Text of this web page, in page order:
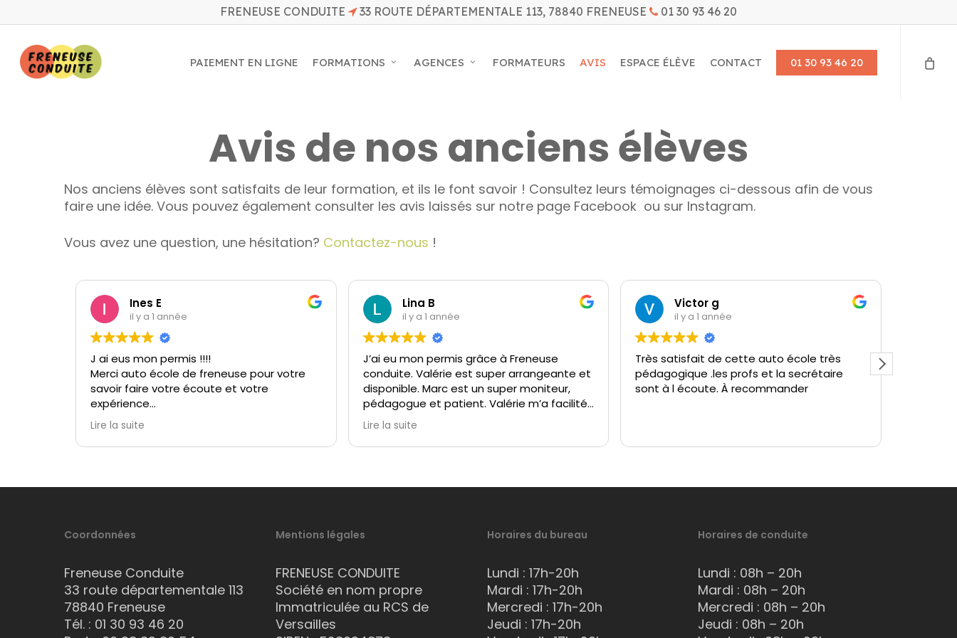
to
main
content
FRENEUSE CONDUITE 33 ROUTE DÉPARTEMENTALE 113, 78840 FRENEUSE 01 30 93 46 20
PAIEMENT EN LIGNE FORMATIONS AGENCES FORMATEURS AVIS ESPACE ÉLÈVE CONTACT 01 30 93 46 20
Avis de nos anciens élèves
Nos anciens élèves sont satisfaits de leur formation, et ils le font savoir ! Consultez leurs témoignages ci-dessous afin de vous
faire une idée. Vous pouvez également consulter les avis laissés sur notre page Facebook ou sur Instagram.
Vous avez une question, une hésitation? Contactez-nous !
Ines E
il y a 1 année
J ai eus mon permis !!!!
Merci auto école de freneuse pour votre
savoir faire votre écoute et votre
expérience
Merci à davina pour le super
l’accompagnement !!!
Lire la suite
Lina B
il y a 1 année
J’ai eu mon permis grâce à Freneuse
conduite. Valérie est super arrangeante et
disponible. Marc est un super moniteur,
pédagogue et patient. Valérie m’a facilité
mon changement d’auto école et
accompagné dans les démarches.
Très bonne auto-école
Lire la suite
Victor g
il y a 1 année
Très satisfait de cette auto école très
pédagogique .les profs et la secrétaire
sont à l écoute. À recommander
Coordonnées
Freneuse Conduite
33 route départementale 113
78840 Freneuse
Tél. : 01 30 93 46 20
Mentions légales
FRENEUSE CONDUITE
Société en nom propre
Immatriculée au RCS de
Versailles
Horaires du bureau
Lundi : 17h-20h
Mardi : 17h-20h
Mercredi : 17h-20h
Jeudi : 17h-20h
Horaires de conduite
Lundi : 08h – 20h
Mardi : 08h – 20h
Mercredi : 08h – 20h
Jeudi : 08h – 20h